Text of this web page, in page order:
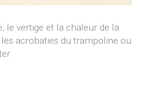
le vertige et la chaleur de la
acrobaties du trampoline ou